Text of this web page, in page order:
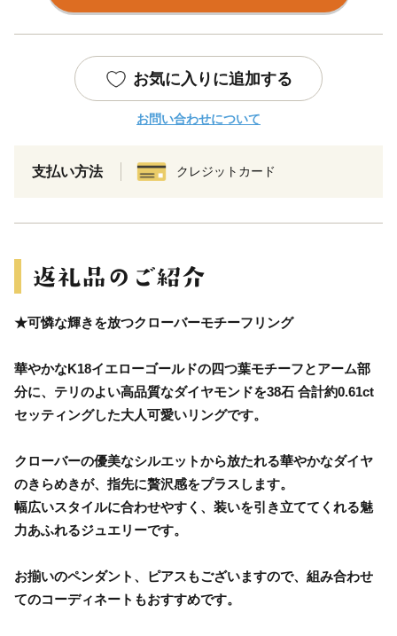
お気に入りに追加する
お問い合わせについて
支払い方法 クレジットカード
★可憐な輝きを放つクローバーモチーフリング
華やかなK18イエローゴールドの四つ葉モチーフとアーム部
分に、テリのよい高品質なダイヤモンドを38石 合計約0.61ct
セッティングした大人可愛いリングです。
クローバーの優美なシルエットから放たれる華やかなダイヤ
のきらめきが、指先に贅沢感をプラスします。
幅広いスタイルに合わせやすく、装いを引き立ててくれる魅
力あふれるジュエリーです。
お揃いのペンダント、ピアスもございますので、組み合わせ
てのコーディネートもおすすめです。